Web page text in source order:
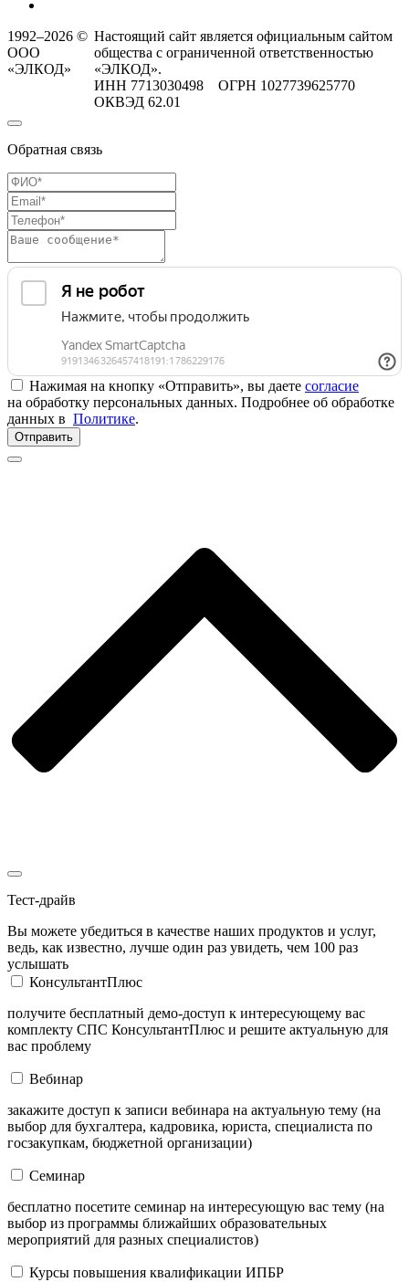
1992–2026 ©
ООО
«ЭЛКОД»
Настоящий сайт является официальным сайтом
общества с ограниченной ответственностью
«ЭЛКОД».
ИНН 7713030498 ОГРН 1027739625770
ОКВЭД 62.01
Обратная связь
Нажимая на кнопку «Отправить», вы даете согласие
на обработку персональных данных. Подробнее об обработке
данных в Политике.
Отправить
Тест-драйв
Вы можете убедиться в качестве наших продуктов и услуг,
ведь, как известно, лучше один раз увидеть, чем 100 раз
услышать
КонсультантПлюс
получите бесплатный демо-доступ к интересующему вас
комплекту СПС КонсультантПлюс и решите актуальную для
вас проблему
Вебинар
закажите доступ к записи вебинара на актуальную тему (на
выбор для бухгалтера, кадровика, юриста, специалиста по
госзакупкам, бюджетной организации)
Семинар
бесплатно посетите семинар на интересующую вас тему (на
выбор из программы ближайших образовательных
мероприятий для разных специалистов)
Курсы повышения квалификации ИПБР